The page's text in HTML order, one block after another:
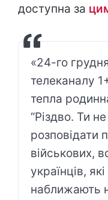
доступна за
«24-го
телеканалу
тепла
“Різдво. Ти
розповідати
військових,
українців,
наближають